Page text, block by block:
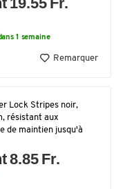
1 semaine
Remarquer
Lock Stripes noir,
résistant aux
de maintien jusqu'à
8.85 Fr.